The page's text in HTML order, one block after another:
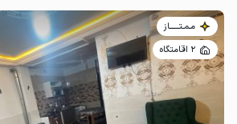
مـمـتــــــاز
2 اقامتگاه